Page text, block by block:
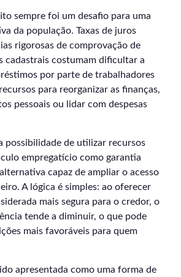
sempre foi um desafio para uma
da população. Taxas de juros
rigorosas de comprovação de
cadastrais costumam dificultar a
por parte de trabalhadores
para reorganizar as finanças,
pessoais ou lidar com despesas
possibilidade de utilizar recursos
empregatício como garantia
capaz de ampliar o acesso
A lógica é simples: ao oferecer
mais segura para o credor, o
tende a diminuir, o que pode
mais favoráveis para quem
apresentada como uma forma de